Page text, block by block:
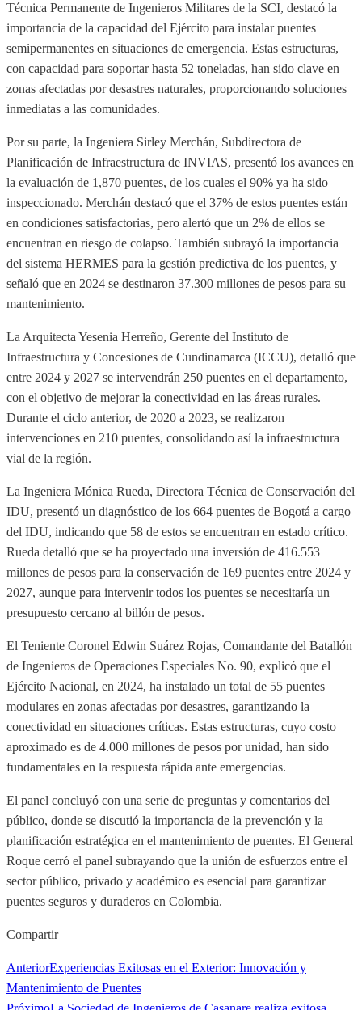
Técnica Permanente de Ingenieros Militares de la SCI, destacó la
importancia de la capacidad del Ejército para instalar puentes
semipermanentes en situaciones de emergencia. Estas estructuras,
con capacidad para soportar hasta 52 toneladas, han sido clave en
zonas afectadas por desastres naturales, proporcionando soluciones
inmediatas a las comunidades.
Por su parte, la Ingeniera Sirley Merchán, Subdirectora de
Planificación de Infraestructura de INVIAS, presentó los avances en
la evaluación de 1,870 puentes, de los cuales el 90% ya ha sido
inspeccionado. Merchán destacó que el 37% de estos puentes están
en condiciones satisfactorias, pero alertó que un 2% de ellos se
encuentran en riesgo de colapso. También subrayó la importancia
del sistema HERMES para la gestión predictiva de los puentes, y
señaló que en 2024 se destinaron 37.300 millones de pesos para su
mantenimiento.
La Arquitecta Yesenia Herreño, Gerente del Instituto de
Infraestructura y Concesiones de Cundinamarca (ICCU), detalló que
entre 2024 y 2027 se intervendrán 250 puentes en el departamento,
con el objetivo de mejorar la conectividad en las áreas rurales.
Durante el ciclo anterior, de 2020 a 2023, se realizaron
intervenciones en 210 puentes, consolidando así la infraestructura
vial de la región.
La Ingeniera Mónica Rueda, Directora Técnica de Conservación del
IDU, presentó un diagnóstico de los 664 puentes de Bogotá a cargo
del IDU, indicando que 58 de estos se encuentran en estado crítico.
Rueda detalló que se ha proyectado una inversión de 416.553
millones de pesos para la conservación de 169 puentes entre 2024 y
2027, aunque para intervenir todos los puentes se necesitaría un
presupuesto cercano al billón de pesos.
El Teniente Coronel Edwin Suárez Rojas, Comandante del Batallón
de Ingenieros de Operaciones Especiales No. 90, explicó que el
Ejército Nacional, en 2024, ha instalado un total de 55 puentes
modulares en zonas afectadas por desastres, garantizando la
conectividad en situaciones críticas. Estas estructuras, cuyo costo
aproximado es de 4.000 millones de pesos por unidad, han sido
fundamentales en la respuesta rápida ante emergencias.
El panel concluyó con una serie de preguntas y comentarios del
público, donde se discutió la importancia de la prevención y la
planificación estratégica en el mantenimiento de puentes. El General
Roque cerró el panel subrayando que la unión de esfuerzos entre el
sector público, privado y académico es esencial para garantizar
puentes seguros y duraderos en Colombia.
Compartir
AnteriorExperiencias Exitosas en el Exterior: Innovación y
Mantenimiento de Puentes